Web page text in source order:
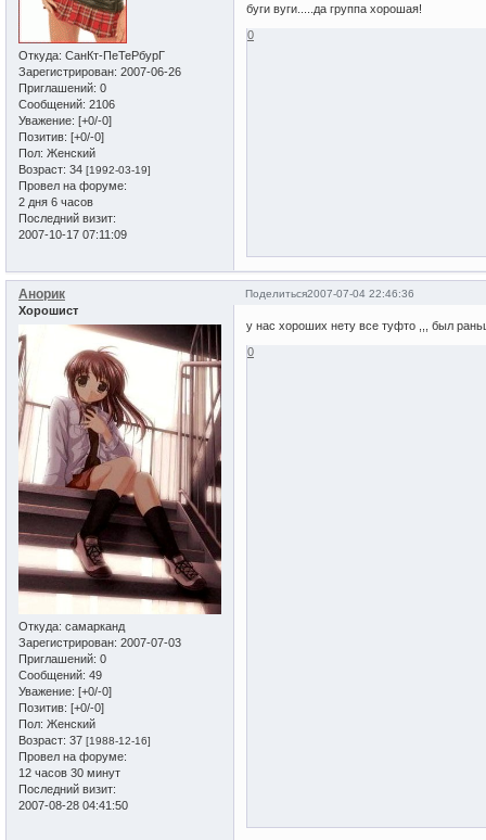
Откуда: СанКт-ПеТеРбурГ
Зарегистрирован: 2007-06-26
Приглашений: 0
Сообщений: 2106
Уважение: [+0/-0]
Позитив: [+0/-0]
Пол: Женский
Возраст: 34 [1992-03-19]
Провел на форуме:
2 дня 6 часов
Последний визит:
2007-10-17 07:11:09
буги вуги.....да группа хорошая!
0
Поделиться2007-07-04 22:46:36
Анорик
Хорошист
Откуда: самарканд
Зарегистрирован: 2007-07-03
Приглашений: 0
Сообщений: 49
Уважение: [+0/-0]
Позитив: [+0/-0]
Пол: Женский
Возраст: 37 [1988-12-16]
Провел на форуме:
12 часов 30 минут
Последний визит:
2007-08-28 04:41:50
у нас хороших нету все туфто ,,, был
0